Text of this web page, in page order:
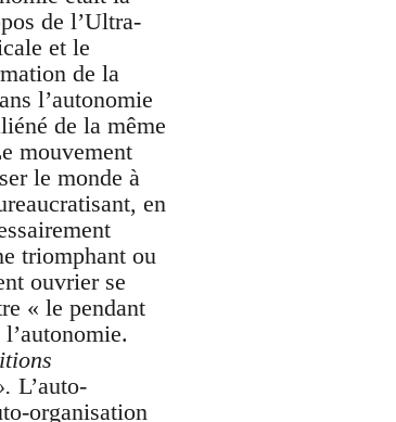
de l’Ultra-
et le
de la
l’autonomie
de la même
mouvement
le monde à
en
triomphant ou
ouvrier se
« le pendant
L’auto-
organisation